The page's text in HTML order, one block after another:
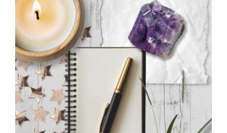
PRODUCTOS
ARTÍCULOS
ACERCA
CONTACTO